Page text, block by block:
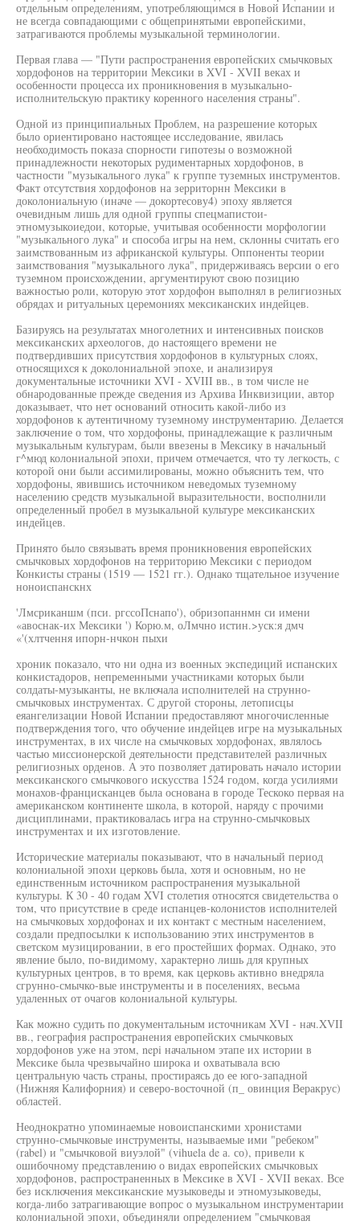
отдельным определениям, употребляющимся в Новой Испании и
не всегда совпадающими с общепринятыми европейскими,
затрагиваются проблемы музыкальной терминологии.
Первая глава — "Пути распространения европейских смычковых
хордофонов на территории Мексики в XVI - XVII веках и
особенности процесса их проникновения в музыкально-
исполнительскую практику коренного населения страны".
Одной из принципиальных Проблем, на разрешение которых
было ориентировано настоящее исследование, явилась
необходимость показа спорности гипотезы о возможной
принадлежности некоторых рудиментарных хордофонов, в
частности "музыкального лука" к группе туземных инструментов.
Факт отсутствия хордофонов на зерриторнн Мексики в
доколониальную (иначе — докортесову4) эпоху является
очевидным лишь для одной группы спецмапистои-
этномузыкоиедои, которые, учитывая особенности морфологии
"музыкального лука" и способа игры на нем, склонны считать его
заимствованным из африканской культуры. Оппоненты теории
заимствования "музыкального лука", придерживаясь версии о его
туземном происхождении, аргументируют свою позицию
важностью роли, которую этот хордофон выполнял в религиозных
обрядах и ритуальных церемониях мексиканских индейцев.
Базируясь на результатах многолетних и интенсивных поисков
мексиканских археологов, до настоящего времени не
подтвердивших присутствия хордофонов в культурных слоях,
относящихся к доколониальной эпохе, и анализируя
документальные источники XVI - XVIII вв., в том числе не
обнародованные прежде сведения из Архива Инквизиции, автор
доказывает, что нет оснований относить какой-либо из
хордофонов к аутентичному туземному инструментарию. Делается
заключение о том, что хордофоны, принадлежащие к различным
музыкальным культурам, были ввезены в Мексику в начальный
г^мюд колониальной эпохи, причем отмечается, что ту легкость, с
которой они были ассимилированы, можно объяснить тем, что
хордофоны, явившись источником неведомых туземному
населению средств музыкальной выразительности, восполнили
определенный пробел в музыкальной культуре мексиканских
индейцев.
Принято было связывать время проникновения европейских
смычковых хордофонов на территорию Мексики с периодом
Конкисты страны (1519 — 1521 гг.). Однако тщательное изучение
ноноиспанскнх
'Лмсриканшм (пси. ргссоПснапо'), обризопаннмн си имени
«авоснак-их Мексики ') Корю.м, оЛмчно истин.>уск:я дмч
«'(хлтчення ипорн-нчкон пыхи
хроник показало, что ни одна из военных экспедиций испанских
конкистадоров, непременными участниками которых были
солдаты-музыканты, не включала исполнителей на струнно-
смычковых инструментах. С другой стороны, летописцы
еяангелизации Новой Испании предоставляют многочисленные
подтверждения того, что обучение индейцев игре на музыкальных
инструментах, в их числе на смычковых хордофонах, являлось
частью миссионерской деятельности представителей различных
религиозных орденов. А это позволяет датировать начало истории
мексиканского смычкового искусства 1524 годом, когда усилиями
монахов-францисканцев была основана в городе Тескоко первая на
американском континенте школа, в которой, наряду с прочими
дисциплинами, практиковалась игра на струнно-смычковых
инструментах и их изготовление.
Исторические материалы показывают, что в начальный период
колониальной эпохи церковь была, хотя и основным, но не
единственным источником распространения музыкальной
культуры. К 30 - 40 годам XVI столетия относятся свидетельства о
том, что присутствие в среде испанцев-колонистов исполнителей
на смычковых хордофонах и их контакт с местным населением,
создали предпосылки к использованию этих инструментов в
светском музицировании, в его простейших формах. Однако, это
явление было, по-видимому, характерно лишь для крупных
культурных центров, в то время, как церковь активно внедряла
сгрунно-смычко-вые инструменты и в поселениях, весьма
удаленных от очагов колониальной культуры.
Как можно судить по документальным источникам XVI - нач.XVII
вв., география распространения европейских смычковых
хордофонов уже на этом, nepi начальном этапе их истории в
Мексике была чрезвычайно широка и охватывала всю
центральную часть страны, простираясь до ее юго-западной
(Нижняя Калифорния) и северо-восточной (п_ овинция Веракрус)
областей.
Неоднократно упоминаемые новоиспанскими хронистами
струнно-смычковые инструменты, называемые ими "ребеком"
(rabel) и "смычковой виуэлой" (vihuela de а. со), привели к
ошибочному представлению о видах европейских смычковых
хордофонов, распространенных в Мексике в XVI - XVII веках. Все
без исключения мексиканские музыковеды и этномузыковеды,
когда-либо затрагивающие вопрос о музыкальном инструментарии
колониальной эпохи, объединяли определением "смычковая